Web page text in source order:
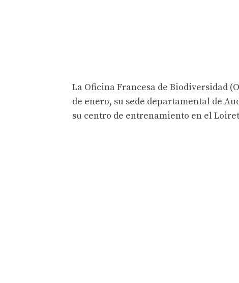
La Oficina Francesa de Biodiversidad
de enero, su sede departamental de
su centro de entrenamiento en el